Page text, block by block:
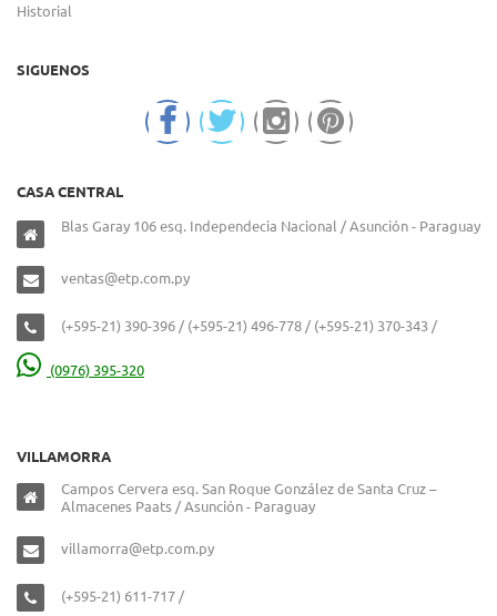
Historial
SIGUENOS
CASA CENTRAL
Blas Garay 106 esq. Independecia Nacional / Asunción - Paraguay
ventas@etp.com.py
(+595-21) 390-396 / (+595-21) 496-778 / (+595-21) 370-343 /
(0976) 395-320
VILLAMORRA
Campos Cervera esq. San Roque González de Santa Cruz –
Almacenes Paats / Asunción - Paraguay
villamorra@etp.com.py
(+595-21) 611-717 /